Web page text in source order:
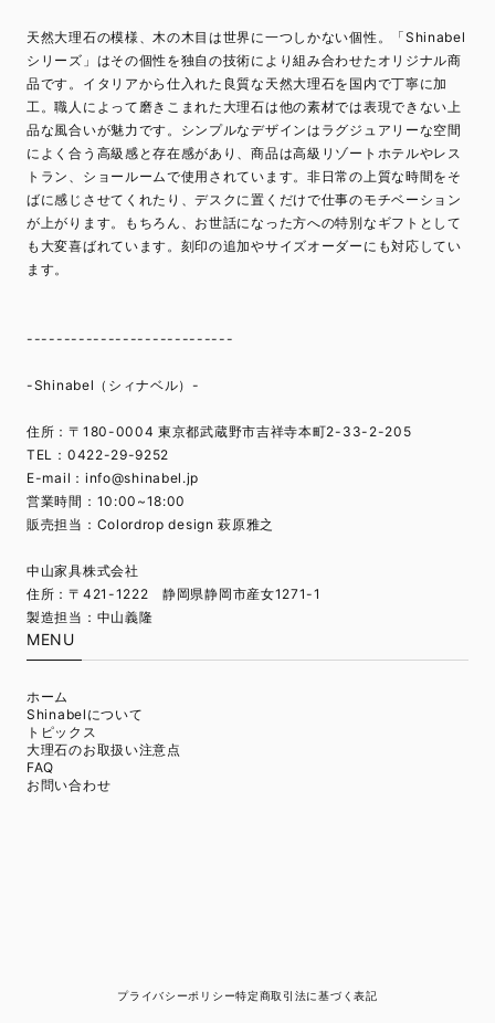
天然大理石の模様、木の木目は世界に一つしかない個性。「Shinabel
シリーズ」はその個性を独自の技術により組み合わせたオリジナル商
品です。イタリアから仕入れた良質な天然大理石を国内で丁寧に加
工。職人によって磨きこまれた大理石は他の素材では表現できない上
品な風合いが魅力です。シンプルなデザインはラグジュアリーな空間
によく合う高級感と存在感があり、商品は高級リゾートホテルやレス
トラン、ショールームで使用されています。非日常の上質な時間をそ
ばに感じさせてくれたり、デスクに置くだけで仕事のモチベーション
が上がります。もちろん、お世話になった方への特別なギフトとして
も大変喜ばれています。刻印の追加やサイズオーダーにも対応してい
ます。
----------------------------
-Shinabel（シィナベル）-
住所：〒180-0004 東京都武蔵野市吉祥寺本町2-33-2-205
TEL：0422-29-9252
E-mail： info@shinabel.jp
営業時間：10:00~18:00
販売担当：Colordrop design 萩原雅之
中山家具株式会社
住所：〒421-1222 静岡県静岡市産女1271-1
製造担当：中山義隆
MENU
ホーム
Shinabelについて
トピックス
大理石のお取扱い注意点
FAQ
お問い合わせ
プライバシーポリシー特定商取引法に基づく表記